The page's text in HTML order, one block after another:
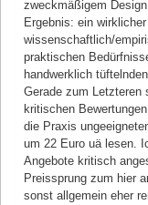
zweckmäßigem
Ergebnis: ein
wissenschaftlich/
praktischen
handwerklich
Gerade zum Letzteren
kritischen
die Praxis
um 22 Euro uä lesen.
Angebote kritisch
Preissprung zum hier
sonst allgemein eher